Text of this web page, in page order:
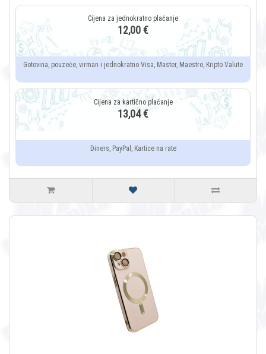
12,00 €
Gotovina, pouzeće, virman i jednokratno Visa, Master, Maestro, Kripto Valute
13,04 €
Diners, PayPal, Kartice na rate